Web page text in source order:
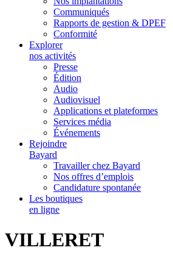
Communiqués
Rapports de gestion & DPEF
Conformité
Explorer
nos activités
Presse
Édition
Audio
Audiovisuel
Applications et plateformes
Services média
Événements
Rejoindre
Bayard
Travailler chez Bayard
Nos offres d’emplois
Candidature spontanée
Les boutiques
en ligne
VILLERET